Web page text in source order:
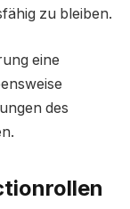
zu bleiben.
eine
des